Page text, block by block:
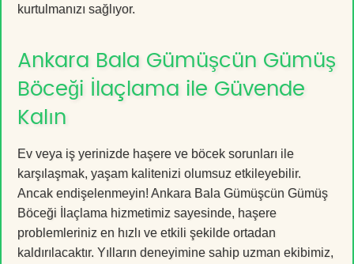
kurtulmanızı sağlıyor.
Ankara Bala Gümüşcün Gümüş
Böceği İlaçlama ile Güvende
Kalın
Ev veya iş yerinizde haşere ve böcek sorunları ile
karşılaşmak, yaşam kalitenizi olumsuz etkileyebilir.
Ancak endişelenmeyin! Ankara Bala Gümüşcün Gümüş
Böceği İlaçlama hizmetimiz sayesinde, haşere
problemleriniz en hızlı ve etkili şekilde ortadan
kaldırılacaktır. Yılların deneyimine sahip uzman ekibimiz,